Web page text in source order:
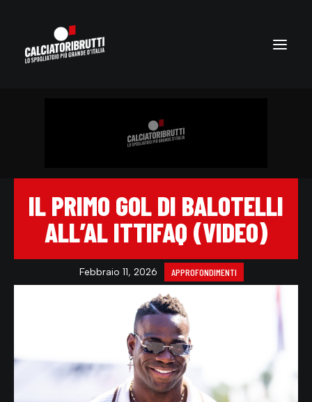
IL PRIMO GOL DI BALOTELLI
ALL’AL ITTIFAQ (VIDEO)
Febbraio 11, 2026 APPROFONDIMENTI